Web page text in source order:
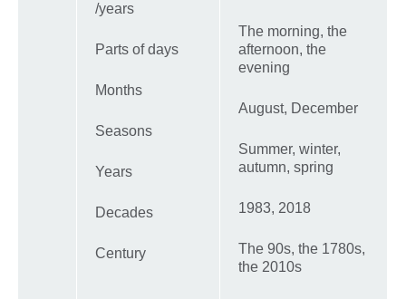
/years
Parts of days
Months
Seasons
Years
Decades
Century
The morning, the
afternoon, the
evening
August, December
Summer, winter,
autumn, spring
1983, 2018
The 90s, the 1780s,
the 2010s